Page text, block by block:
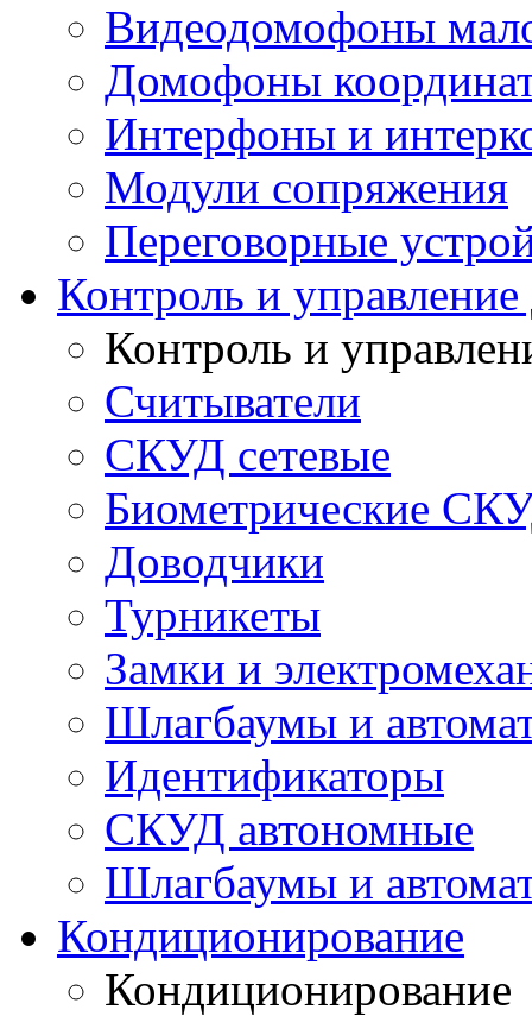
Видеодомофоны
Домофоны
Интерфоны и
Модули сопряжения
Переговорные
Контроль и
Контроль и
Считыватели
СКУД сетевые
Биометрические
Доводчики
Турникеты
Замки и
Шлагбаумы и
Идентификаторы
СКУД автономные
Шлагбаумы и
Кондиционирование
Кондиционирование